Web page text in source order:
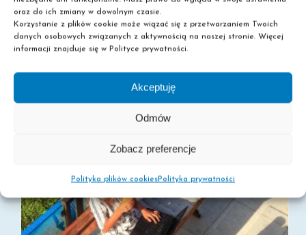
oraz do ich zmiany w dowolnym czasie.
Korzystanie z plików cookie może wiązać się z przetwarzaniem Twoich
danych osobowych związanych z aktywnością na naszej stronie. Więcej
informacji znajduje się w Polityce prywatności.
Akceptuję
Odmów
Zobacz preferencje
Polityka plików cookiesPolityka prywatności